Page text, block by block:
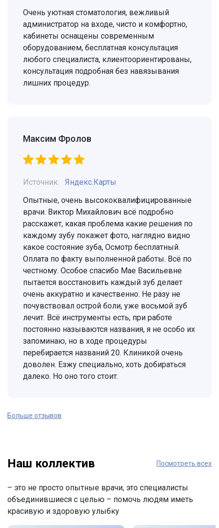
Очень уютная стоматология, вежливый
администратор на входе, чисто и комфортно,
кабинеты оснащены современным
оборудованием, бесплатная консультация
любого специалиста, клиентоориентированы,
консультация подробная без навязывания
лишних процедур.
Максим Фролов
Источник:
Яндекс.Карты
Опытные, очень высококвалифицированные
врачи. Виктор Михайлович всё подробно
расскажет, какая проблема какие решения по
каждому зубу покажет фото, наглядно видно
какое состояние зуба, Осмотр бесплатный.
Оплата по факту выполненной работы. Всё по
честному. Особое спасибо Мае Васильевне
пытается восстановить каждый зуб делает
очень аккуратно и качественно. Не разу не
почувствовал острой боли, уже восьмой зуб
лечит. Всё инструменты есть, при работе
постоянно называются названия, я не особо их
запоминаю, но в ходе процедуры
перебирается названий 20. Клиникой очень
доволен. Езжу специально, хоть добираться
далеко. Но оно того стоит.
Больше отзывов
Наш коллектив Посмотреть всех
– это не просто опытные врачи, это специалисты
объединившиеся с целью – помочь людям иметь
красивую и здоровую улыбку